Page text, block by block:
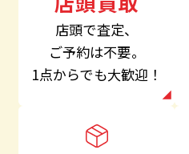
店頭で査定、
ご予約は不要。
1点からでも大歓迎！